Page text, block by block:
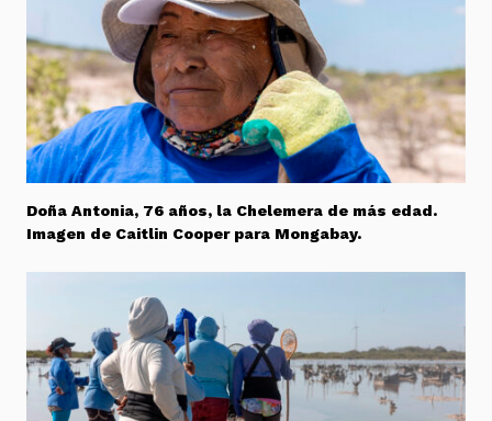
Doña Antonia, 76 años, la Chelemera de más edad.
Imagen de Caitlin Cooper para Mongabay.